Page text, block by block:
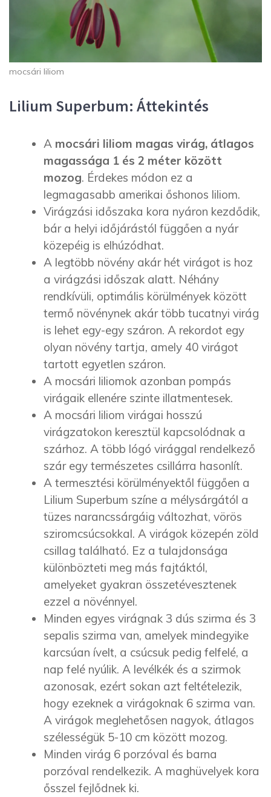
mocsári liliom
Lilium Superbum: Áttekintés
A mocsári liliom magas virág, átlagos
magassága 1 és 2 méter között
mozog. Érdekes módon ez a
legmagasabb amerikai őshonos liliom.
Virágzási időszaka kora nyáron kezdődik,
bár a helyi időjárástól függően a nyár
közepéig is elhúzódhat.
A legtöbb növény akár hét virágot is hoz
a virágzási időszak alatt. Néhány
rendkívüli, optimális körülmények között
termő növénynek akár több tucatnyi virág
is lehet egy-egy száron. A rekordot egy
olyan növény tartja, amely 40 virágot
tartott egyetlen száron.
A mocsári liliomok azonban pompás
virágaik ellenére szinte illatmentesek.
A mocsári liliom virágai hosszú
virágzatokon keresztül kapcsolódnak a
szárhoz. A több lógó virággal rendelkező
szár egy természetes csillárra hasonlít.
A termesztési körülményektől függően a
Lilium Superbum színe a mélysárgától a
tüzes narancssárgáig változhat, vörös
sziromcsúcsokkal. A virágok közepén zöld
csillag található. Ez a tulajdonsága
különbözteti meg más fajtáktól,
amelyeket gyakran összetévesztenek
ezzel a növénnyel.
Minden egyes virágnak 3 dús szirma és 3
sepalis szirma van, amelyek mindegyike
karcsúan ívelt, a csúcsuk pedig felfelé, a
nap felé nyúlik. A levélkék és a szirmok
azonosak, ezért sokan azt feltételezik,
hogy ezeknek a virágoknak 6 szirma van.
A virágok meglehetősen nagyok, átlagos
szélességük 5-10 cm között mozog.
Minden virág 6 porzóval és barna
porzóval rendelkezik. A maghüvelyek kora
ősszel fejlődnek ki.